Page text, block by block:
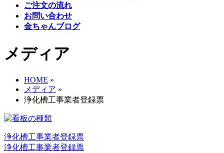
ご注文の流れ
お問い合わせ
金ちゃんブログ
メディア
HOME »
メディア »
浄化槽工事業者登録票
浄化槽工事業者登録票
浄化槽工事業者登録票